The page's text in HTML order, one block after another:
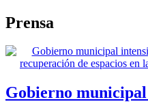
Prensa
Gobierno